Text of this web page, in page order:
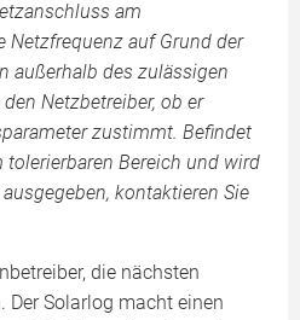
am
Netzfrequenz auf Grund der
außerhalb des zulässigen
Netzbetreiber, ob er
zustimmt. Befindet
Bereich und wird
kontaktieren Sie
die nächsten
Der Solarlog macht einen